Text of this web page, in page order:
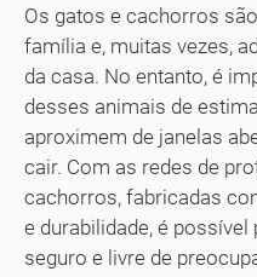
Os gatos e cachorros
família e, muitas vezes,
da casa. No entanto, é
desses animais de
aproximem de janelas
cair. Com as redes de
cachorros, fabricadas
e durabilidade, é
seguro e livre de